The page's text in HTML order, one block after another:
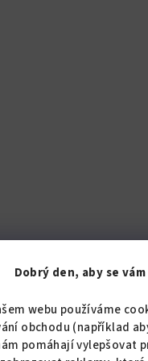
Dobrý den, aby se
webu používáme
obchodu (například
pomáhají vylepšovat